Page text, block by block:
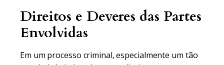
Direitos e Deveres das Partes
Envolvidas
Em um processo criminal, especialmente um tão